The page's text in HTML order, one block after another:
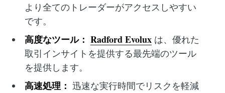
より全てのトレーダーがアクセスしやすい
です。
高度なツール： Radford Evoluxは、優れた
取引インサイトを提供する最先端のツール
を提供します。
高速処理： 迅速な実行時間でリスクを軽減